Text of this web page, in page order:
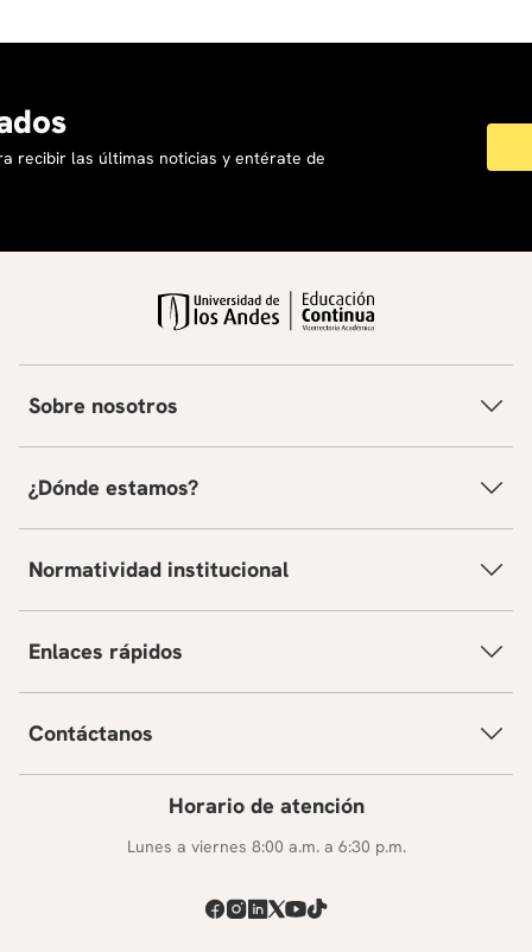
recibir las últimas noticias y entérate de
Sobre nosotros
¿Dónde estamos?
Normatividad institucional
Enlaces rápidos
Contáctanos
Horario de atención
Lunes a viernes 8:00 a.m. a 6:30 p.m.